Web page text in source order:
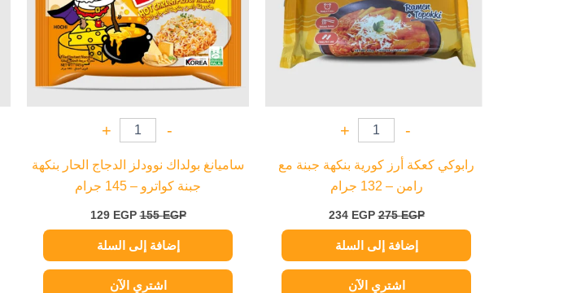
-
+
رابوكي كعكة أرز كورية بنكهة جبنة مع
رامن – 132 جرام
275EGP
234 EGP
إضافة إلى السلة
اشتري الآن
-
+
ساميانغ بولداك نوودلز الدجاج الحار بنكهة
جبنة كواترو – 145 جرام
155EGP
129 EGP
إضافة إلى السلة
اشتري الآن